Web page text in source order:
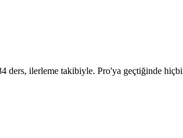
ilerleme takibiyle. Pro'ya geçtiğinde